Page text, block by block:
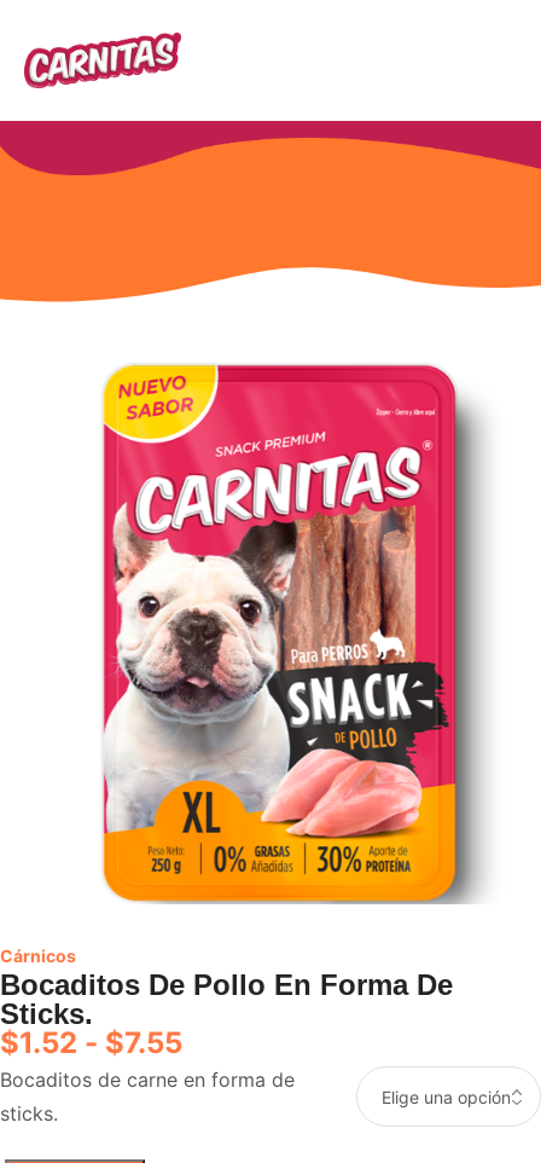
Cárnicos
Bocaditos De Pollo En Forma De
Sticks.
$1.52 - $7.55
Bocaditos de carne en forma de
sticks.